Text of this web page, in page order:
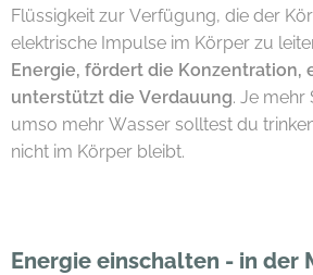
Flüssigkeit zur Verfügung, die der
elektrische Impulse im Körper zu
Energie, fördert die Konzentration,
unterstützt die Verdauung. Je mehr
umso mehr Wasser solltest du
nicht im Körper bleibt.
Energie einschalten - in der